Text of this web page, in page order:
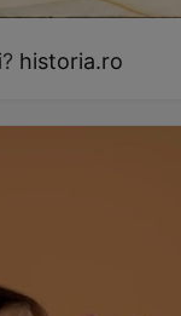
historia.ro